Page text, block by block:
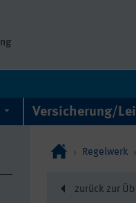
Versicherung/
Regelwerk
zurück zur